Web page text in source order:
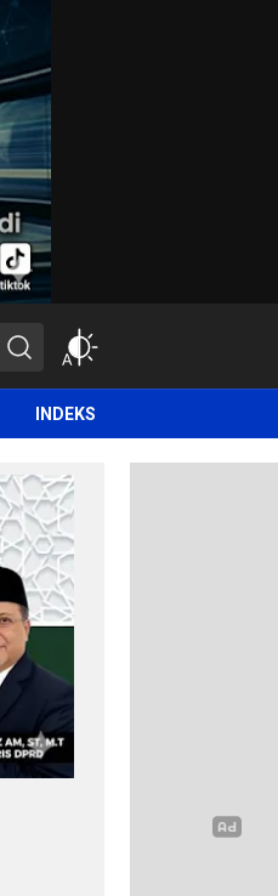
INDEKS